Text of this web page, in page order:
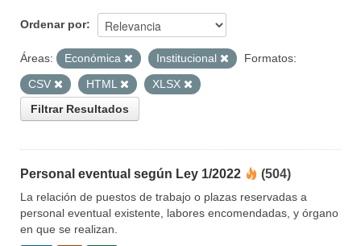
Ordenar por
Áreas: Económica Institucional
Formatos:
CSV
HTML
XLSX
Filtrar Resultados
Personal eventual según Ley 1/2022 (504)
La relación de puestos de trabajo o plazas reservadas a
personal eventual existente, labores encomendadas, y órgano
en que se realizan.